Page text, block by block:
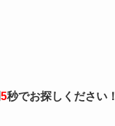
5秒でお探しください！